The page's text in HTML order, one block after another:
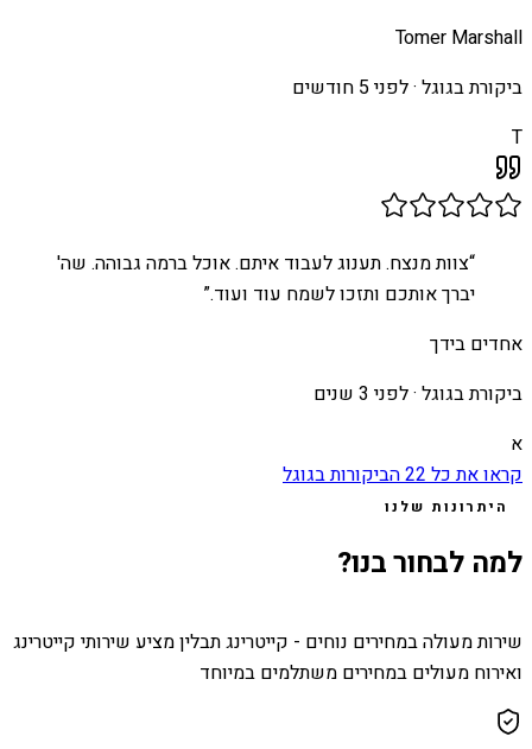
Tomer Marshall
ביקורת בגוגל ·לפני 5 חודשים
T
“צוות מנצח. תענוג לעבוד איתם. אוכל ברמה גבוהה. שה'
יברך אותכם ותזכו לשמח עוד ועוד.”
אחדים בידך
ביקורת בגוגל ·לפני 3 שנים
א
קראו את כל22הביקורות בגוגל
היתרונות שלנו
למה לבחור בנו?
שירות מעולה במחירים נוחים - קייטרינג תבלין מציע שירותי קייטרינג
ואירוח מעולים במחירים משתלמים במיוחד